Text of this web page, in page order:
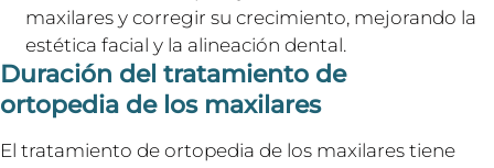
maxilares y corregir su crecimiento, mejorando la
estética facial y la alineación dental.
Duración del tratamiento de
ortopedia de los maxilares
El tratamiento de ortopedia de los maxilares tiene